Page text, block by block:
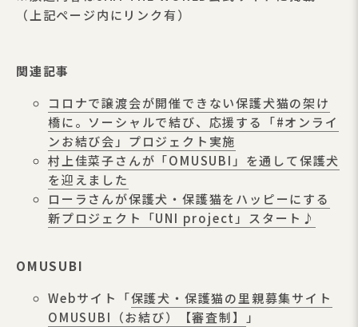
（上記ページ内にリンク有）
関連記事
コロナで譲渡会が開催できない保護犬猫の架け
橋に。ソーシャルで結び、応援する「#オンライ
ンお結び会」プロジェクト実施
村上佳菜子さんが「OMUSUBI」を通して保護犬
を迎えました
ローラさんが保護犬・保護猫をハッピーにする
新プロジェクト「UNI project」スタート♪
OMUSUBI
Webサイト「保護犬・保護猫の里親募集サイト
OMUSUBI（お結び）【審査制】 」